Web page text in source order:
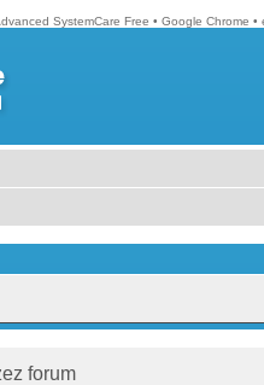
SystemCare Free • Google Chrome •
forum